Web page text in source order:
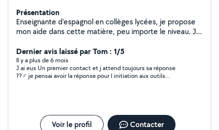
Présentation
Enseignante d'espagnol en collèges lycées, je propose
mon aide dans cette matière, peu importe le niveau. Je
et la création de site Web a petit prix
Dernier avis laissé par Tom : 1/5
Il y a plus de 6 mois
J ai eus Un premier contact et j attend toujours sa réponse
??‍♂️ je pensai avoir la réponse pour l initiation aux outils
Voir le profil Contacter